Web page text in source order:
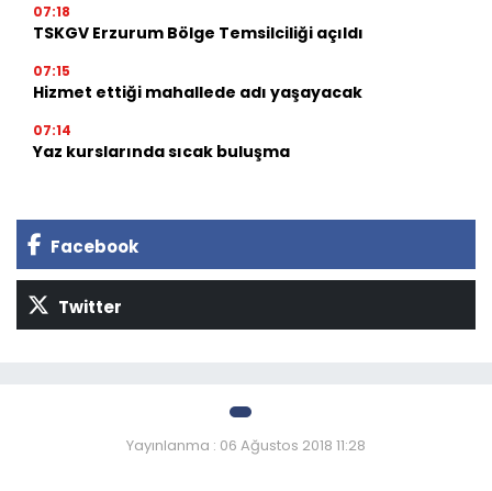
07:18
TSKGV Erzurum Bölge Temsilciliği açıldı
07:15
Hizmet ettiği mahallede adı yaşayacak
07:14
Yaz kurslarında sıcak buluşma
Facebook
Twitter
Yayınlanma : 06 Ağustos 2018 11:28